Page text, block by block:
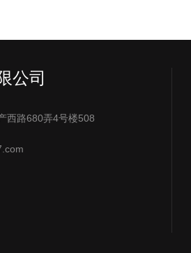
公司
西路680弄4号楼508